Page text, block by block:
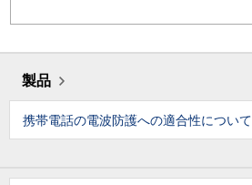
製品
携帯電話の電波防護への適合性について